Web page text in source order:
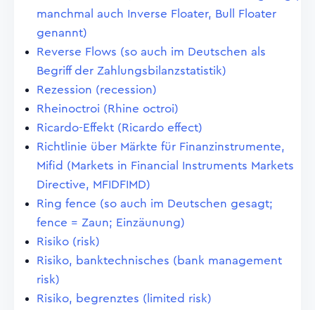
manchmal auch Inverse Floater, Bull Floater
genannt)
Reverse Flows (so auch im Deutschen als
Begriff der Zahlungsbilanzstatistik)
Rezession (recession)
Rheinoctroi (Rhine octroi)
Ricardo-Effekt (Ricardo effect)
Richtlinie über Märkte für Finanzinstrumente,
Mifid (Markets in Financial Instruments Markets
Directive, MFIDFIMD)
Ring fence (so auch im Deutschen gesagt;
fence = Zaun; Einzäunung)
Risiko (risk)
Risiko, banktechnisches (bank management
risk)
Risiko, begrenztes (limited risk)